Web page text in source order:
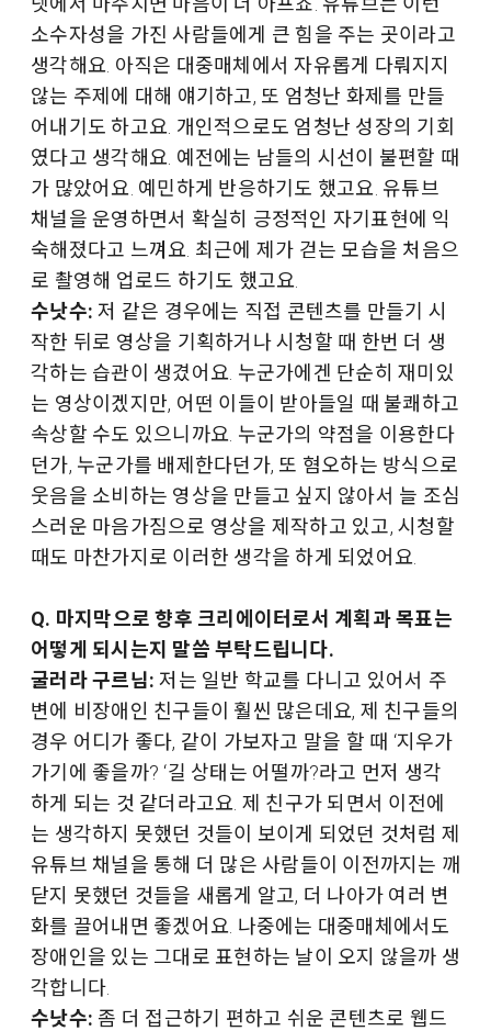
소수자성을 가진 사람들에게 큰 힘을 주는 곳이라고
생각해요. 아직은 대중매체에서 자유롭게 다뤄지지
않는 주제에 대해 얘기하고, 또 엄청난 화제를 만들
어내기도 하고요. 개인적으로도 엄청난 성장의 기회
였다고 생각해요. 예전에는 남들의 시선이 불편할 때
가 많았어요. 예민하게 반응하기도 했고요. 유튜브
채널을 운영하면서 확실히 긍정적인 자기표현에 익
숙해졌다고 느껴요. 최근에 제가 걷는 모습을 처음으
로 촬영해 업로드 하기도 했고요.
수낫수: 저 같은 경우에는 직접 콘텐츠를 만들기 시
작한 뒤로 영상을 기획하거나 시청할 때 한번 더 생
각하는 습관이 생겼어요. 누군가에겐 단순히 재미있
는 영상이겠지만, 어떤 이들이 받아들일 때 불쾌하고
속상할 수도 있으니까요. 누군가의 약점을 이용한다
던가, 누군가를 배제한다던가, 또 혐오하는 방식으로
웃음을 소비하는 영상을 만들고 싶지 않아서 늘 조심
스러운 마음가짐으로 영상을 제작하고 있고, 시청할
때도 마찬가지로 이러한 생각을 하게 되었어요.
Q. 마지막으로 향후 크리에이터로서 계획과 목표는
어떻게 되시는지 말씀 부탁드립니다.
굴러라 구르님: 저는 일반 학교를 다니고 있어서 주
변에 비장애인 친구들이 훨씬 많은데요, 제 친구들의
경우 어디가 좋다, 같이 가보자고 말을 할 때 ‘지우가
가기에 좋을까? ‘길 상태는 어떨까?라고 먼저 생각
하게 되는 것 같더라고요. 제 친구가 되면서 이전에
는 생각하지 못했던 것들이 보이게 되었던 것처럼 제
유튜브 채널을 통해 더 많은 사람들이 이전까지는 깨
닫지 못했던 것들을 새롭게 알고, 더 나아가 여러 변
화를 끌어내면 좋겠어요. 나중에는 대중매체에서도
장애인을 있는 그대로 표현하는 날이 오지 않을까 생
각합니다.
수낫수: 좀 더 접근하기 편하고 쉬운 콘텐츠로 웹드